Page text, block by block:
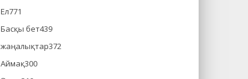
Ел771
Басқы бет439
жаңалықтар372
Аймақ300